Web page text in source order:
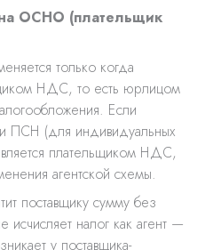
ОСНО (плательщик
только когда
НДС, то есть юрлицом
Если
ПСН (для индивидуальных
плательщиком НДС,
агентской схемы.
поставщику сумму без
налог как агент —
у поставщика-